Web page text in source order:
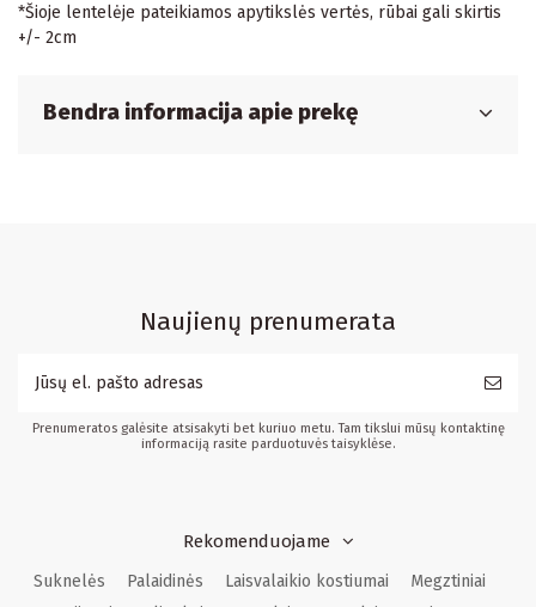
*Šioje lentelėje pateikiamos apytikslės vertės, rūbai gali skirtis
+/- 2cm
Bendra informacija apie prekę
Naujienų prenumerata
Prenumeratos galėsite atsisakyti bet kuriuo metu. Tam tikslui mūsų kontaktinę
informaciją rasite parduotuvės taisyklėse.
Rekomenduojame
Suknelės Palaidinės Laisvalaikio kostiumai
Megztiniai